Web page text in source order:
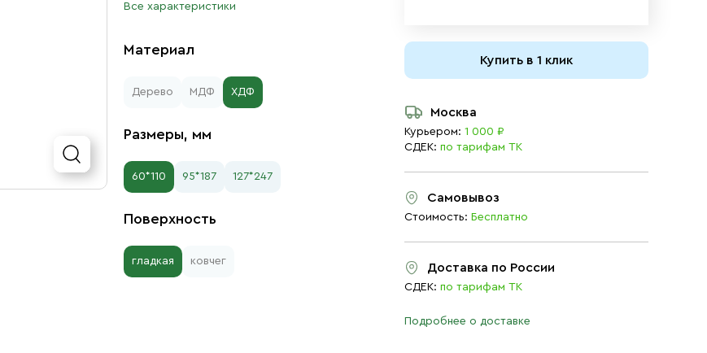
Все характеристики
Материал
Дерево МДФ ХДФ
Размеры, мм
60*110 95*187 127*247
Поверхность
гладкая ковчег
Купить в 1 клик
Москва
Курьером: 1 000 ₽
СДЕК: по тарифам ТК
Самовывоз
Стоимость: Бесплатно
Доставка по России
СДЕК: по тарифам ТК
Подробнее о доставке